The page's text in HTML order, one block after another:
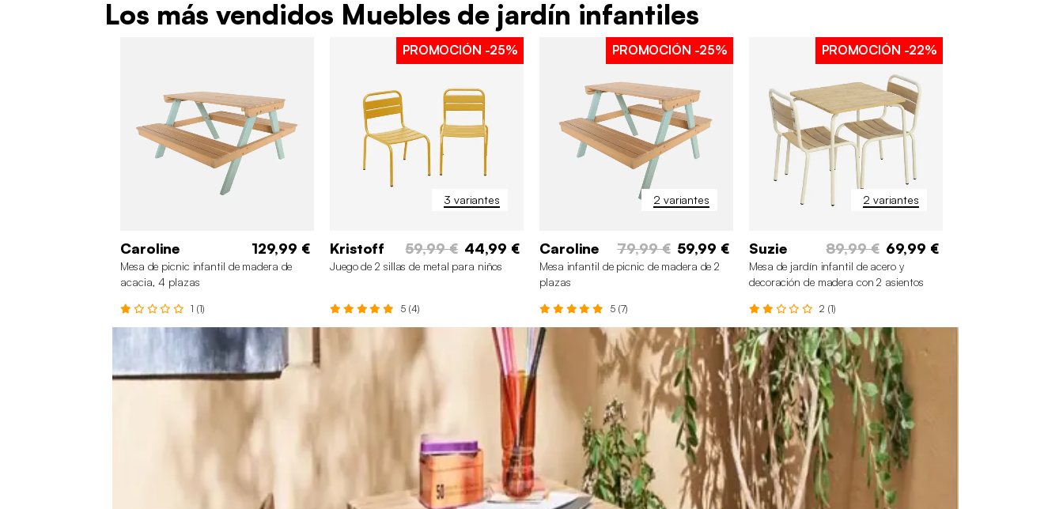
Los más vendidos Muebles de jardín infantiles
Caroline 129,99 €
Mesa de picnic infantil de madera de
acacia, 4 plazas
1 (1)
3 variantes
PROMOCIÓN -25%
Kristoff 59,99 € 44,99 €
Juego de 2 sillas de metal para niños
5 (4)
2 variantes
PROMOCIÓN -25%
Caroline 79,99 € 59,99 €
Mesa infantil de picnic de madera de 2
plazas
5 (7)
2 variantes
PROMOCIÓN -22%
Suzie 89,99 € 69,99 €
Mesa de jardín infantil de acero y
decoración de madera con 2 asientos
2 (1)